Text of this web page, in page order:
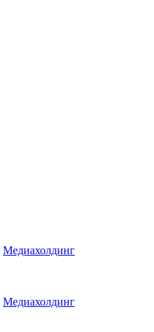
Медиахолдинг
Медиахолдинг